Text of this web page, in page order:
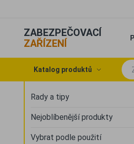
ZABEZPEČOVACÍ
ZAŘÍZENÍ
Katalog produktů
Rady a tipy
Nejoblíbenější produkty
Vybrat podle použití